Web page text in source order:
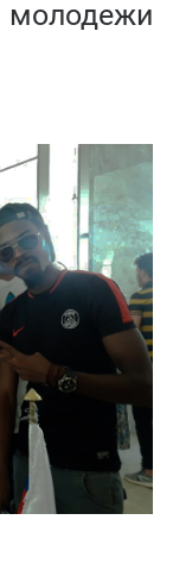
молодежи